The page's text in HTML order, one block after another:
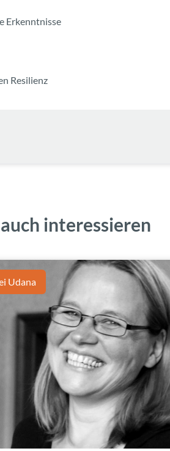
Erkenntnisse
Resilienz
interessieren
Udana